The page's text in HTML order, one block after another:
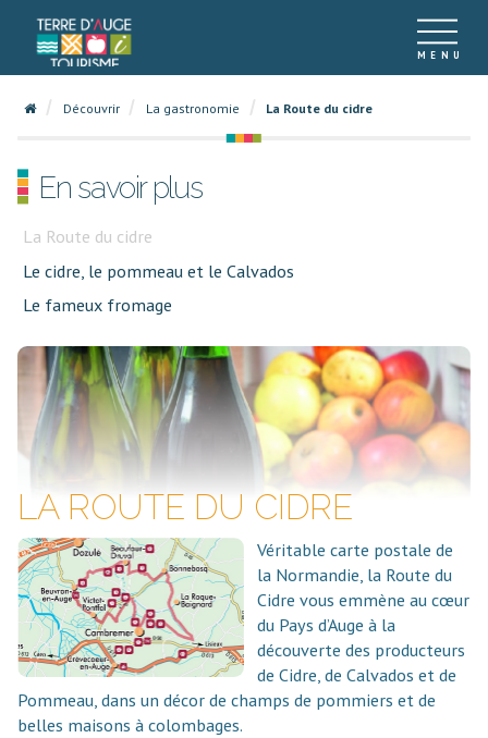
Découvrir La gastronomie La Route du cidre
En savoir plus
La Route du cidre
Le cidre, le pommeau et le Calvados
Le fameux fromage
LA ROUTE DU CIDRE
Véritable carte postale de
la Normandie, la Route du
Cidre vous emmène au cœur
du Pays d’Auge à la
découverte des producteurs
de Cidre, de Calvados et de
Pommeau, dans un décor de champs de pommiers et de
belles maisons à colombages.